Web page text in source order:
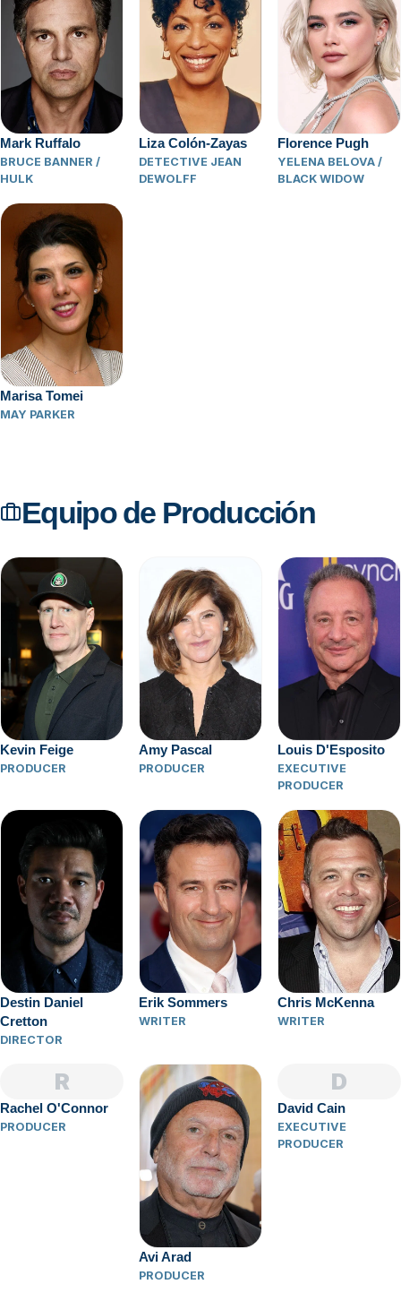
Mark Ruffalo
BRUCE BANNER /
HULK
Liza Colón-Zayas
DETECTIVE JEAN
DEWOLFF
Florence Pugh
YELENA BELOVA /
BLACK WIDOW
Marisa Tomei
MAY PARKER
Equipo de Producción
Kevin Feige
PRODUCER
Amy Pascal
PRODUCER
Louis D'Esposito
EXECUTIVE
PRODUCER
Destin Daniel
Cretton
DIRECTOR
Erik Sommers
WRITER
Chris McKenna
WRITER
R
Rachel O'Connor
PRODUCER
Avi Arad
PRODUCER
D
David Cain
EXECUTIVE
PRODUCER